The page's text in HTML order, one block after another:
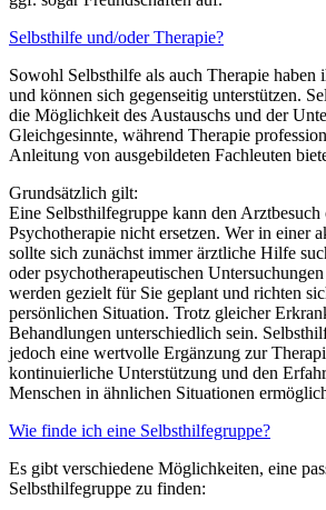
Selbsthilfe und/oder Therapie?
Sowohl Selbsthilfe als auch Therapie haben
und können sich gegenseitig unterstützen.
die Möglichkeit des Austauschs und der
Gleichgesinnte, während Therapie
Anleitung von ausgebildeten Fachleuten
Grundsätzlich gilt:
Eine Selbsthilfegruppe kann den Arztbesuch
Psychotherapie nicht ersetzen. Wer in einer
sollte sich zunächst immer ärztliche Hilfe
oder psychotherapeutischen
werden gezielt für Sie geplant und richten
persönlichen Situation. Trotz gleicher
Behandlungen unterschiedlich sein.
jedoch eine wertvolle Ergänzung zur
kontinuierliche Unterstützung und den
Menschen in ähnlichen Situationen
Wie finde ich eine Selbsthilfegruppe?
Es gibt verschiedene Möglichkeiten, eine
Selbsthilfegruppe zu finden: